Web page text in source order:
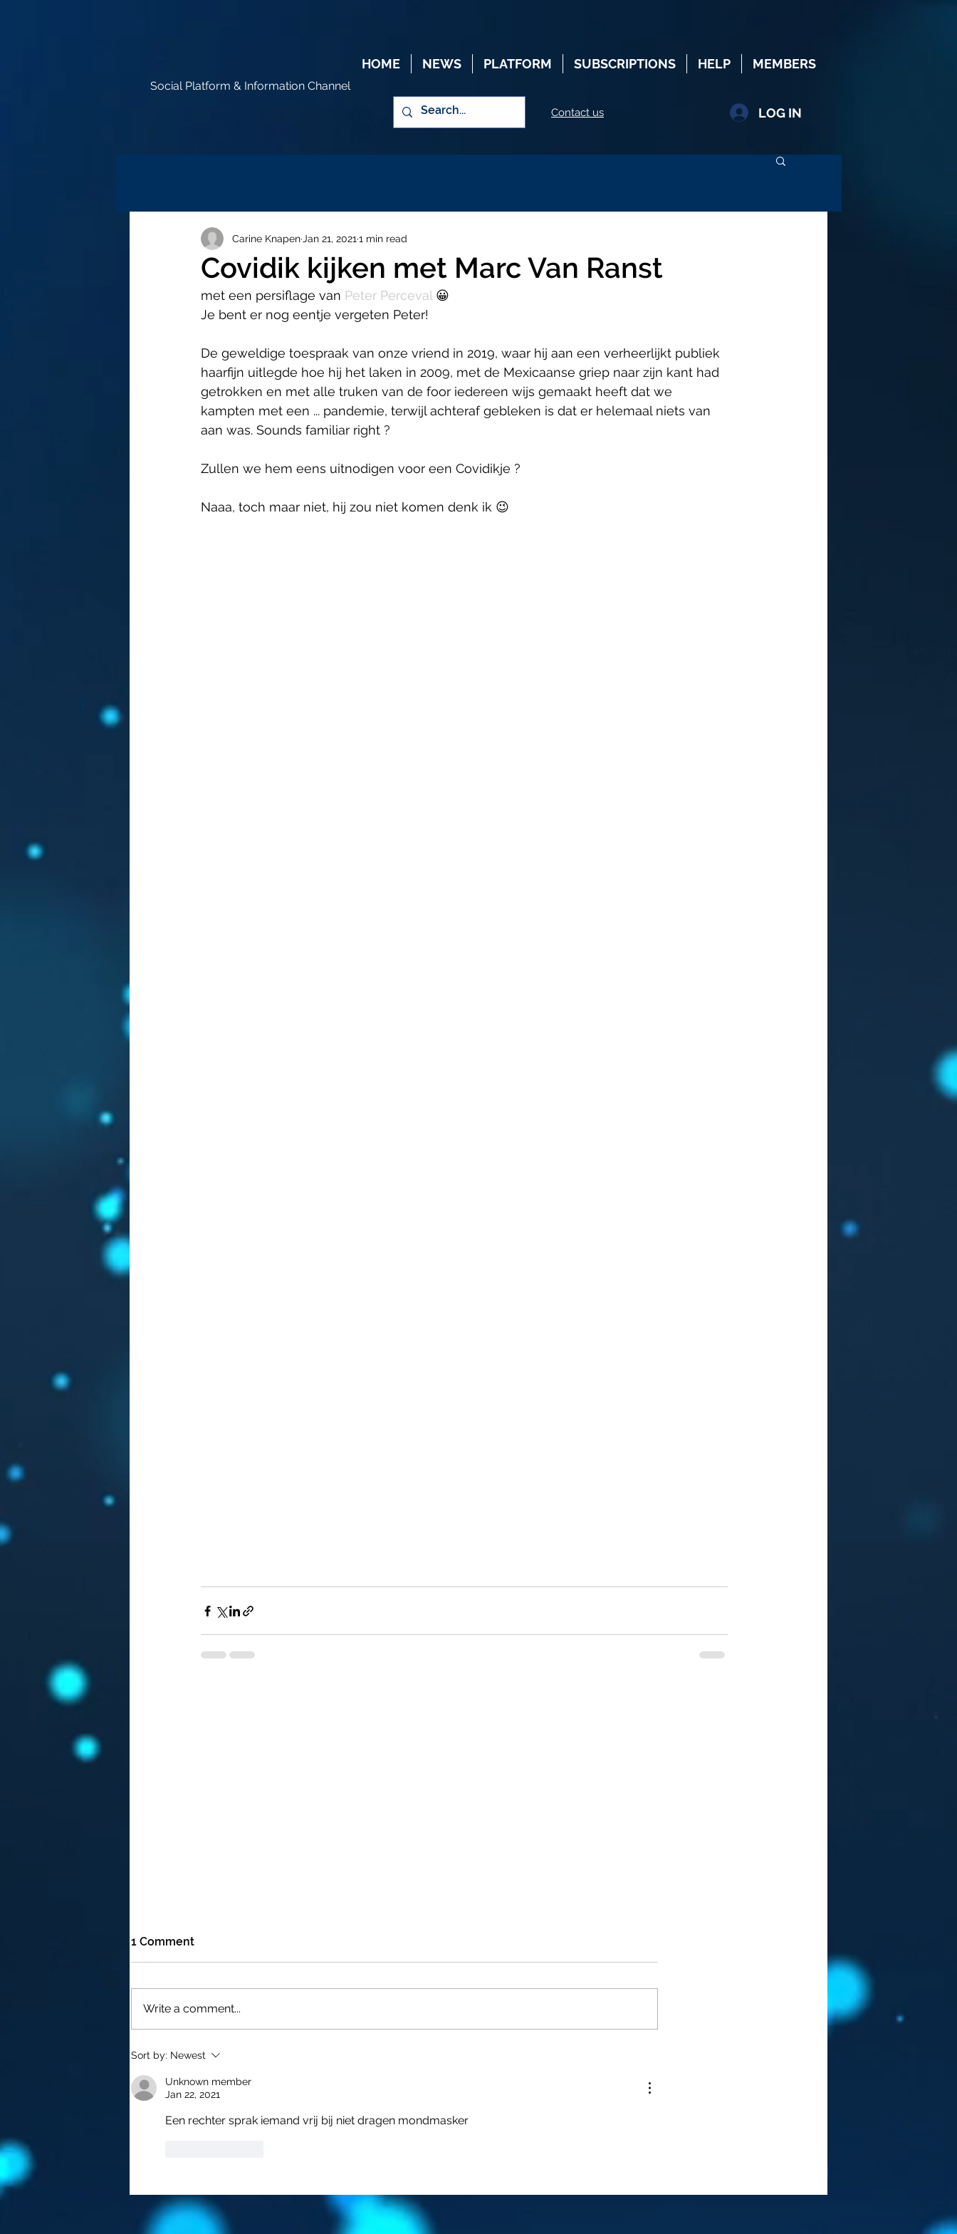
HOME NEWS PLATFORM SUBSCRIPTIONS HELP MEMBERS
Social Platform & Information Channel
Contact us LOG IN
Covidik kijken met Marc Van Ranst
Carine Knapen Jan 21, 2021 1 min read
met een persiflage van Peter Perceval 😀
Je bent er nog eentje vergeten Peter!
De geweldige toespraak van onze vriend in 2019, waar hij aan een verheerlijkt publiek
haarfijn uitlegde hoe hij het laken in 2009, met de Mexicaanse griep naar zijn kant had
getrokken en met alle truken van de foor iedereen wijs gemaakt heeft dat we
kampten met een ... pandemie, terwijl achteraf gebleken is dat er helemaal niets van
aan was. Sounds familiar right ?
Zullen we hem eens uitnodigen voor een Covidikje ?
Naaa, toch maar niet, hij zou niet komen denk ik 😉
FAUCI "THE BEST
VACCINATION HIS TO GET
INFECTED "
1 Comment
Write a comment...
Sort by: Newest
Unknown member
Jan 22, 2021
Een rechter sprak iemand vrij bij niet dragen mondmasker